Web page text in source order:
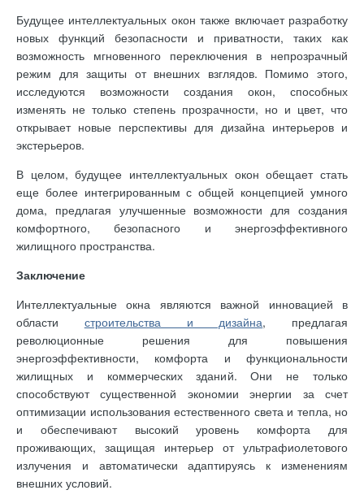
Будущее интеллектуальных окон также включает разработку
новых функций безопасности и приватности, таких как
возможность мгновенного переключения в непрозрачный
режим для защиты от внешних взглядов. Помимо этого,
исследуются возможности создания окон, способных
изменять не только степень прозрачности, но и цвет, что
открывает новые перспективы для дизайна интерьеров и
экстерьеров.
В целом, будущее интеллектуальных окон обещает стать
еще более интегрированным с общей концепцией умного
дома, предлагая улучшенные возможности для создания
комфортного, безопасного и энергоэффективного
жилищного пространства.
Заключение
Интеллектуальные окна являются важной инновацией в
области строительства и дизайна, предлагая
революционные решения для повышения
энергоэффективности, комфорта и функциональности
жилищных и коммерческих зданий. Они не только
способствуют существенной экономии энергии за счет
оптимизации использования естественного света и тепла, но
и обеспечивают высокий уровень комфорта для
проживающих, защищая интерьер от ультрафиолетового
излучения и автоматически адаптируясь к изменениям
внешних условий.